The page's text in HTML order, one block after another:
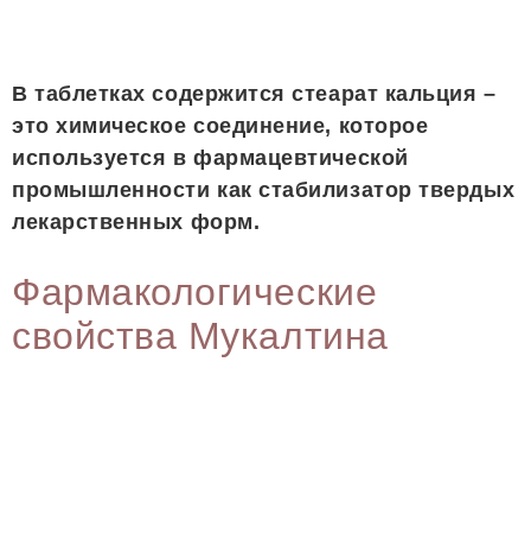
В таблетках содержится стеарат кальция –
это химическое соединение, которое
используется в фармацевтической
промышленности как стабилизатор твердых
лекарственных форм.
Фармакологические
свойства Мукалтина